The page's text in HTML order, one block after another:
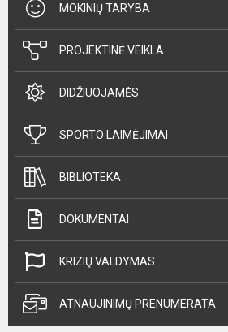
MOKINIŲ TARYBA
PROJEKTINĖ VEIKLA
DIDŽIUOJAMĖS
SPORTO LAIMĖJIMAI
BIBLIOTEKA
DOKUMENTAI
KRIZIŲ VALDYMAS
ATNAUJINIMŲ PRENUMERATA